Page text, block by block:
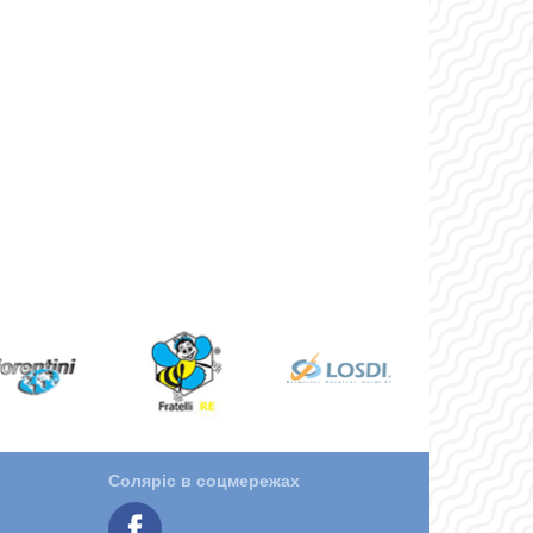
Соляріс в соцмережах